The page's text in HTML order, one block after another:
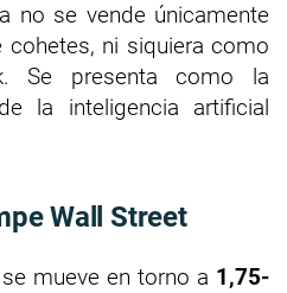
no se vende únicamente
ni siquiera como
Se presenta como la
la inteligencia artificial
Wall Street
mueve en torno a 1,75-